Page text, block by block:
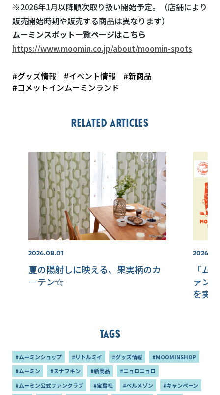
※2026年1月以降順次取り扱い開始予定。（店舗により
販売開始時期や販売する商品は異なります）
ムーミンスポット一覧ページはこちら
https://www.moomin.co.jp/about/moomin-spots
#グッズ情報 #イベント情報
#新商品
#コメットインムーミンランド
Related articles
2026.08.01
夏の陽射しに映える、果実柄のカ
ーテン☆
「ム
ァン
を実
Tags
#ムーミンショップ #リトルミイ #グッズ情報
#MOOMINSHOP
#ムーミン
#スナフキン #新商品
#ニョロニョロ
#ムーミン公式ファンクラブ
#宝島社 #ベルメゾン
#キャンペーン